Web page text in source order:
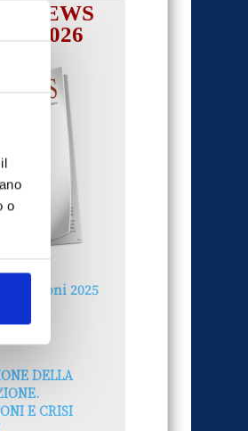
o
2026
e sanzioni 2025
DELLA
E CRISI